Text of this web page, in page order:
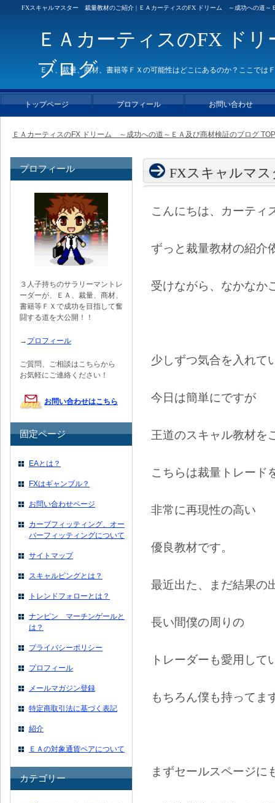
FXスキャルマスター 裁量教材のご紹介 | ＥＡカーティスのFX ドリーム ～成功への道～
FXスキャルマ
こんにちは、カーティ
ずっと裁量教材の紹介
受けながら、なかなか
少しずつ気合を入れて
今日は簡単にですが
王道のスキャル教材を
こちらは裁量トレード
非常に再現性の高い
優良教材です。
最近出た、まだ結果の
長い間僕の周りの
トレーダーも愛用して
もちろん僕も持ってま
まずセールスページに
プロフィール
３人子持ちのサラリーマントレ
ーダーが、ＥＡ、裁量、商材、
書籍等ＦＸで成功を目指して奮
闘する道を大公開！！
→ プロフィール
ご質問、ご相談はこちらから
お気軽にご連絡ください！
お問い合わせはこちら
固定ページ
EAとは？
FXはギャンブル？
お問い合わせページ
カーブフィッティング、オー
バーフィッティングについて
サイトマップ
スキャルピングとは？
トレンドフォローとは？
ナンピン マーチンゲールと
は？
プライバシーポリシー
プロフィール
メールマガジン登録
特定商取引法に基づく表記
紹介
ＥＡの対象通貨ペアについて
カテゴリー
ＥＡカーティスのFX ドリーム ～成功への道～ＥＡ及び商材検証のブログ TOP
ＥＡカーティスのFX ド
ブログ
ＥＡ、裁量、商材、書籍等ＦＸの可能性はどこにあるのか？ここで
トップページ プロフィール お問い合わせ